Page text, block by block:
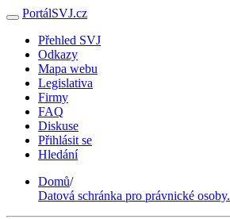
PortálSVJ.cz
Přehled SVJ
Odkazy
Mapa webu
Legislativa
Firmy
FAQ
Diskuse
Přihlásit se
Hledání
Domů/
Datová schránka pro právnické osoby.